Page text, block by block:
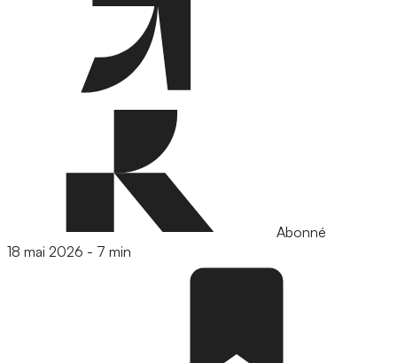
Abonné
18 mai 2026 - 7 min